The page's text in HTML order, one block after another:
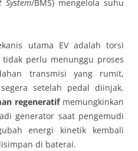
System/BMS) mengelola suhu
utama EV adalah torsi
perlu menunggu proses
transmisi yang rumit,
setelah pedal diinjak.
regeneratifmemungkinkan
generator saat pengemudi
energi kinetik kembali
di baterai.